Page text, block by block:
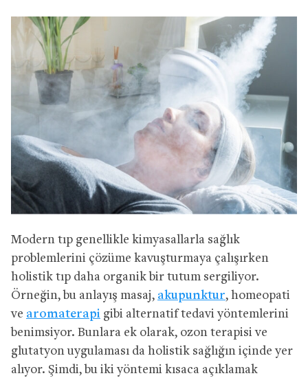
Modern tıp genellikle kimyasallarla sağlık
problemlerini çözüme kavuşturmaya çalışırken
holistik tıp daha organik bir tutum sergiliyor.
Örneğin, bu anlayış masaj, akupunktur, homeopati
ve aromaterapi gibi alternatif tedavi yöntemlerini
benimsiyor. Bunlara ek olarak, ozon terapisi ve
glutatyon uygulaması da holistik sağlığın içinde yer
alıyor. Şimdi, bu iki yöntemi kısaca açıklamak